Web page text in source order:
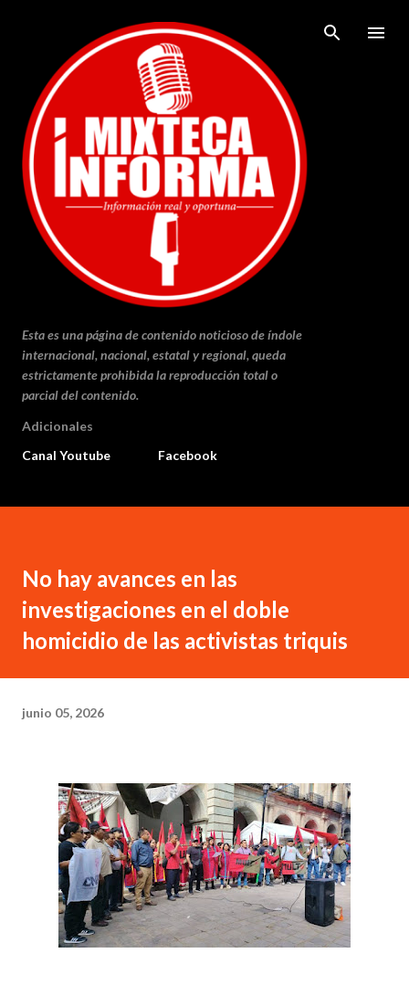
Ir al contenido principal
Esta es una página de contenido noticioso de índole
internacional, nacional, estatal y regional, queda
estrictamente prohibida la reproducción total o
parcial del contenido.
Adicionales
Canal Youtube
Facebook
No hay avances en las
investigaciones en el doble
homicidio de las activistas triquis
junio 05, 2026